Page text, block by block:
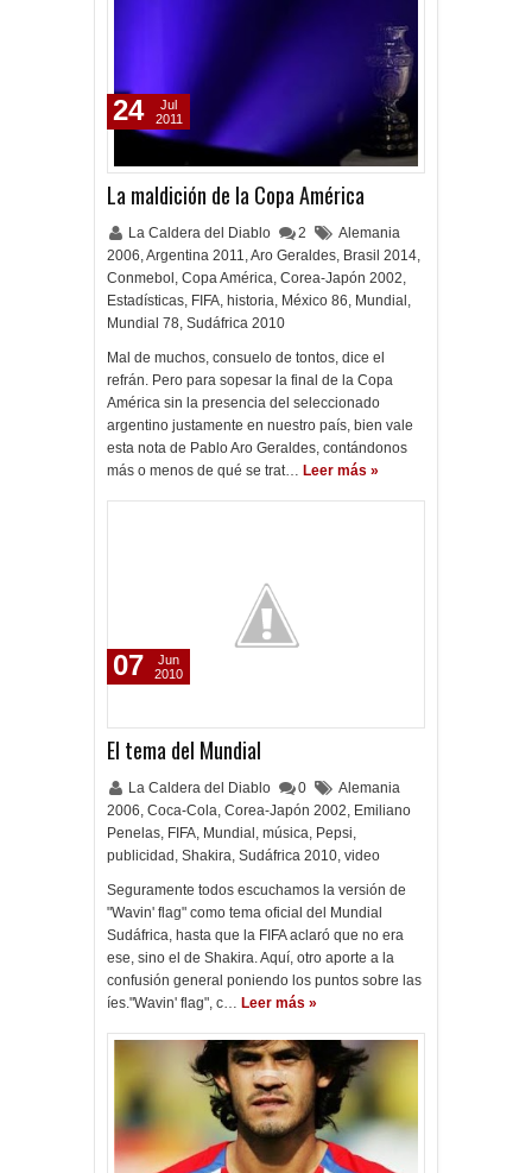
La maldición de la Copa América
La Caldera del Diablo 2
Alemania
2006,Argentina 2011,Aro Geraldes, Brasil 2014,
Conmebol , Copa América, Corea-Japón 2002,
Estadísticas, FIFA, historia, México 86, Mundial ,
Mundial 78, Sudáfrica 2010
Mal de muchos, consuelo de tontos, dice el
refrán. Pero para sopesar la final de la Copa
América sin la presencia del seleccionado
argentino justamente en nuestro país, bien vale
esta nota de Pablo Aro Geraldes, contándonos
más o menos de qué se trat… Leer más »
24
Jul
2011
El tema del Mundial
La Caldera del Diablo 0
Alemania
2006, Coca-Cola, Corea-Japón 2002, Emiliano
Penelas, FIFA, Mundial , música, Pepsi,
publicidad , Shakira, Sudáfrica 2010, video
Seguramente todos escuchamos la versión de
"Wavin' flag" como tema oficial del Mundial
Sudáfrica, hasta que la FIFA aclaró que no era
ese, sino el de Shakira. Aquí, otro aporte a la
confusión general poniendo los puntos sobre las
íes."Wavin' flag", c… Leer más »
07
Jun
2010